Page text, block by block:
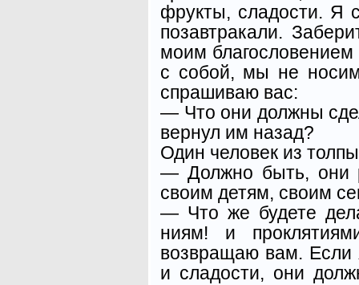
фрукты, сладости. Я
позавтракали.
моим
с собой, мы не
спра­шиваю вас:
— Что они должны
вернул им назад?
Один человек из
— Должно быть, они
своим детям, своим
— Что же будете
ниям! и
возвращаю вам. Если
и сладости, они